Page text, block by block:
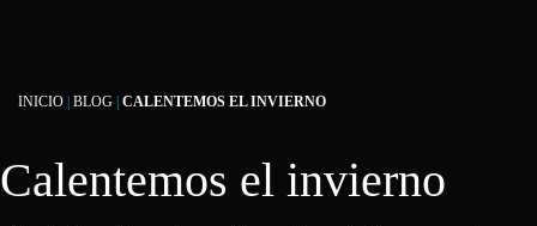
INICIO BLOG CALENTEMOS EL INVIERNO
Calentemos el invierno